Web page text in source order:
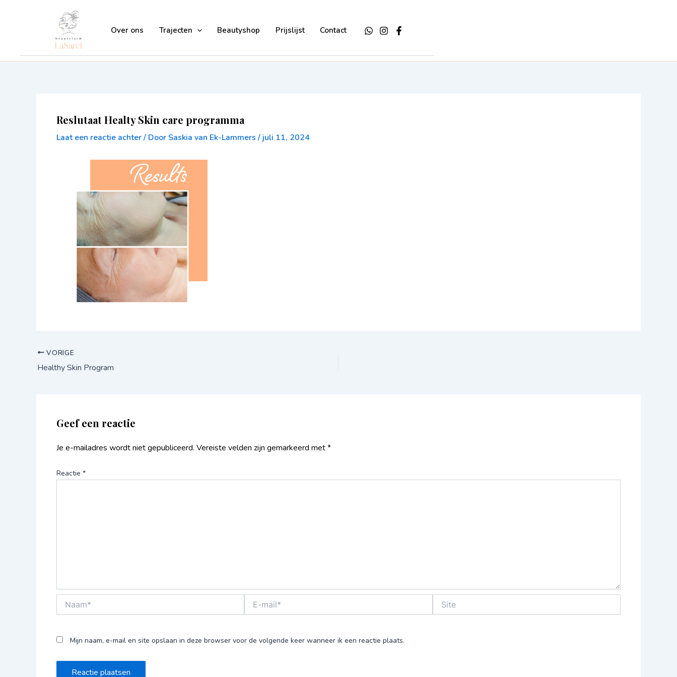
Over ons Trajecten Beautyshop Prijslijst Contact
Reslutaat Healty Skin care programma
Laat een reactie achter/ Door Saskia van Ek-Lammers / juli 11, 2024
VORIGE
Healthy Skin Program
Geef een reactie
Je e-mailadres wordt niet gepubliceerd. Vereiste velden zijn gemarkeerd met*
Reactie *
mail*
Mijn naam, e-mail en site opslaan in deze browser voor de volgende keer wanneer ik een reactie plaats.